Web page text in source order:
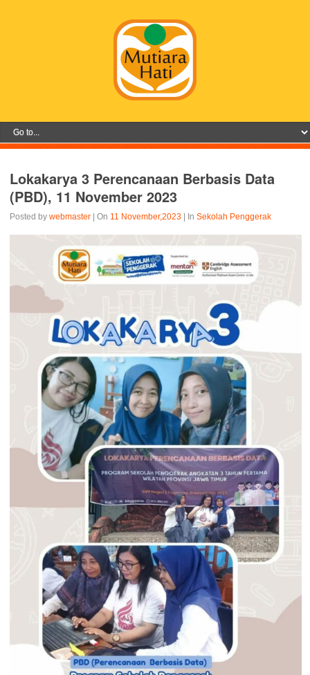
Lokakarya 3 Perencanaan Berbasis Data
(PBD), 11 November 2023
Posted bywebmaster | On 11 November,2023 | InSekolah Penggerak